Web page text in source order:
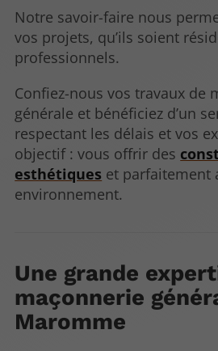
Notre savoir-faire nous
vos projets, qu’ils soient
professionnels.
Confiez-nous vos travaux de
générale et bénéficiez d’un
respectant les délais et vos
objectif : vous offrir des
esthétiques et parfaitement
environnement.
Une grande
maçonnerie
Maromme